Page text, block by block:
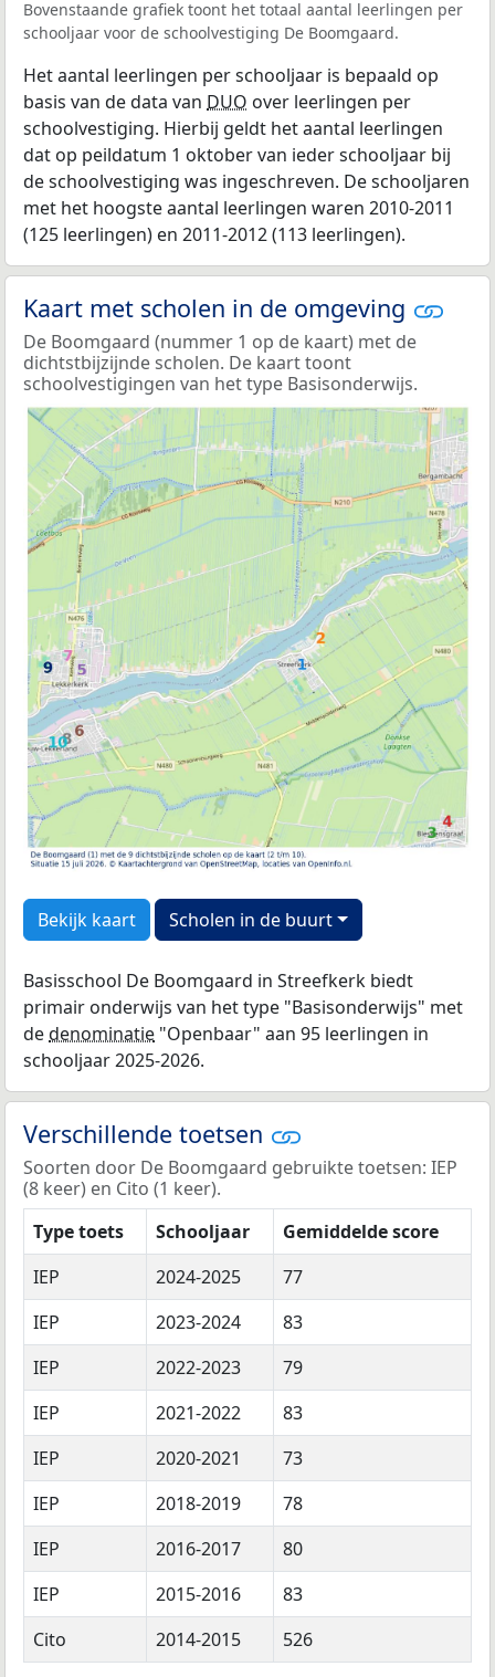
Bovenstaande grafiek toont het totaal aantal leerlingen per
schooljaar voor de schoolvestiging De Boomgaard.
Het aantal leerlingen per schooljaar is bepaald op
basis van de data van DUO over leerlingen per
schoolvestiging. Hierbij geldt het aantal leerlingen
dat op peildatum 1 oktober van ieder schooljaar bij
de schoolvestiging was ingeschreven. De schooljaren
met het hoogste aantal leerlingen waren 2010-2011
(125 leerlingen) en 2011-2012 (113 leerlingen).
Kaart met scholen in de omgeving
De Boomgaard (nummer 1 op de kaart) met de
dichtstbijzijnde scholen. De kaart toont
schoolvestigingen van het type Basisonderwijs.
Bekijk kaart Scholen in de buurt
Basisschool De Boomgaard in Streefkerk biedt
primair onderwijs van het type "Basisonderwijs" met
dedenominatie "Openbaar" aan 95 leerlingen in
schooljaar 2025-2026.
Verschillende toetsen
Soorten door De Boomgaard gebruikte toetsen: IEP
(8 keer) en Cito (1 keer).
Type toets
Schooljaar
Gemiddelde score
IEP
2024-2025
77
IEP
2023-2024
83
IEP
2022-2023
79
IEP
2021-2022
83
IEP
2020-2021
73
IEP
2018-2019
78
IEP
2016-2017
80
IEP
2015-2016
83
Cito
2014-2015 526